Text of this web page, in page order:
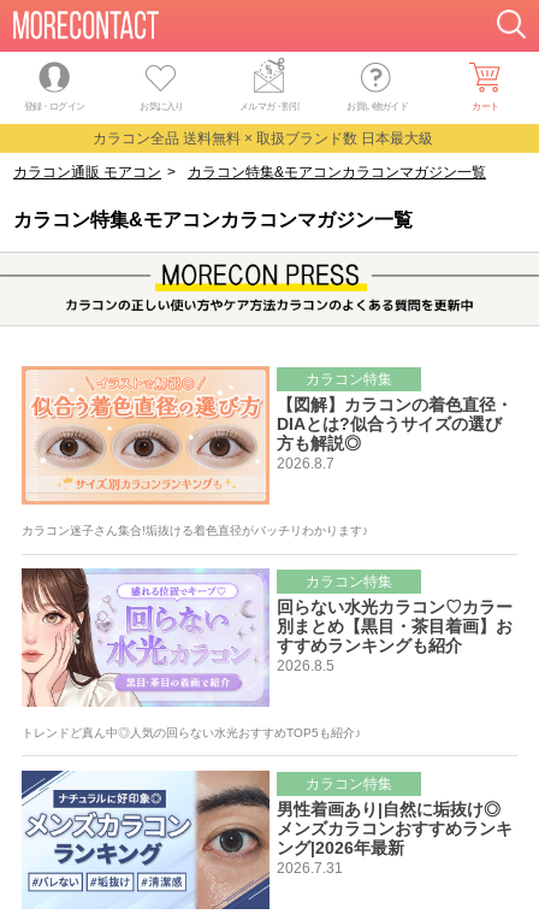
登録・ログイン お気に入り メルマガ・割引 お買い物ガイド カート
カラコン全品 送料無料 × 取扱ブランド数 日本最大級
カラコン通販 モアコン > カラコン特集&モアコンカラコンマガジン一覧
カラコン特集&モアコンカラコンマガジン一覧
カラコン特集
【図解】カラコンの着色直径・
DIAとは?似合うサイズの選び
方も解説◎
2026.8.7
カラコン迷子さん集合!垢抜ける着色直径がバッチリわかります♪
カラコン特集
回らない水光カラコン♡カラー
別まとめ【黒目・茶目着画】お
すすめランキングも紹介
2026.8.5
トレンドど真ん中◎人気の回らない水光おすすめTOP5も紹介♪
カラコン特集
男性着画あり|自然に垢抜け◎
メンズカラコンおすすめランキ
ング|2026年最新
2026.7.31